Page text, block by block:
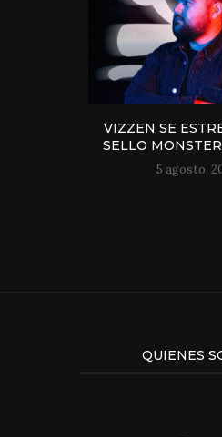
VIZZEN SE
SELLO
5 agosto,
QUIENES